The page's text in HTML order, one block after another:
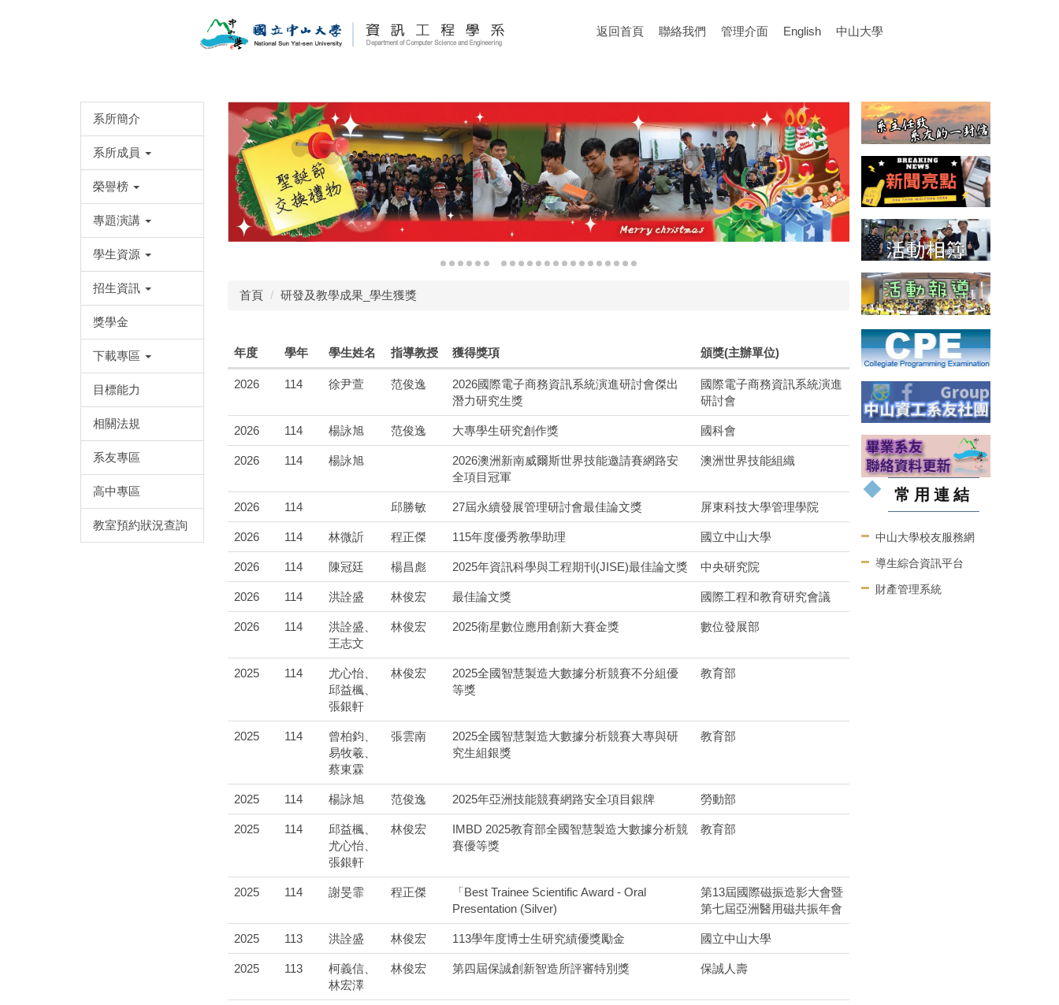
返回首頁 聯絡我們 管理介面 English 中山大學
系所簡介
系所成員
榮譽榜
專題演講
學生資源
招生資訊
獎學金
下載專區
目標能力
相關法規
系友專區
高中專區
教室預約狀況查詢
首頁 研發及教學成果_學生獲獎
年度 學年 學生姓名 指導教授 獲得獎項 頒獎(主辦單位)
2026 114 徐尹萱 范俊逸
2026國際電子商務資訊系統演進研討會傑出
潛力研究生獎
國際電子商務資訊系統演進
研討會
2026 114 楊詠旭 范俊逸 大專學生研究創作獎 國科會
2026 114 楊詠旭
2026澳洲新南威爾斯世界技能邀請賽網路安
全項目冠軍
澳洲世界技能組織
2026 114 邱勝敏 27屆永續發展管理研討會最佳論文獎 屏東科技大學管理學院
2026 114 林微訢 程正傑 115年度優秀教學助理 國立中山大學
2026 114 陳冠廷 楊昌彪 2025年資訊科學與工程期刊(JISE)最佳論文獎 中央研究院
2026 114 洪詮盛 林俊宏 最佳論文獎 國際工程和教育研究會議
2026 114
洪詮盛、
王志文
林俊宏 2025衛星數位應用創新大賽金獎 數位發展部
2025 114
尤心怡、
邱益楓、
張銀軒
林俊宏
2025全國智慧製造大數據分析競賽不分組優
等獎
教育部
2025 114
曾柏鈞、
易牧羲、
蔡東霖
張雲南
2025全國智慧製造大數據分析競賽大專與研
究生組銀獎
教育部
2025 114 楊詠旭 范俊逸 2025年亞洲技能競賽網路安全項目銀牌 勞動部
2025 114
邱益楓、
尤心怡、
張銀軒
林俊宏
IMBD 2025教育部全國智慧製造大數據分析競
賽優等獎
教育部
2025 114 謝旻霏 程正傑
「Best Trainee Scientific Award - Oral
Presentation (Silver)
第13屆國際磁振造影大會暨
第七屆亞洲醫用磁共振年會
2025 113 洪詮盛 林俊宏 113學年度博士生研究績優獎勵金 國立中山大學
2025 113
柯義信、
林宏澤
林俊宏 第四屆保誠創新智造所評審特別獎 保誠人壽
常用連結
中山大學校友服務網
導生綜合資訊平台
財產管理系統